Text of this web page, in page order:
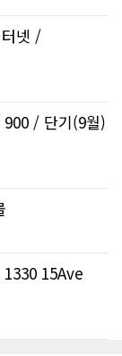
넷 /
/ 단기(9월)
15Ave